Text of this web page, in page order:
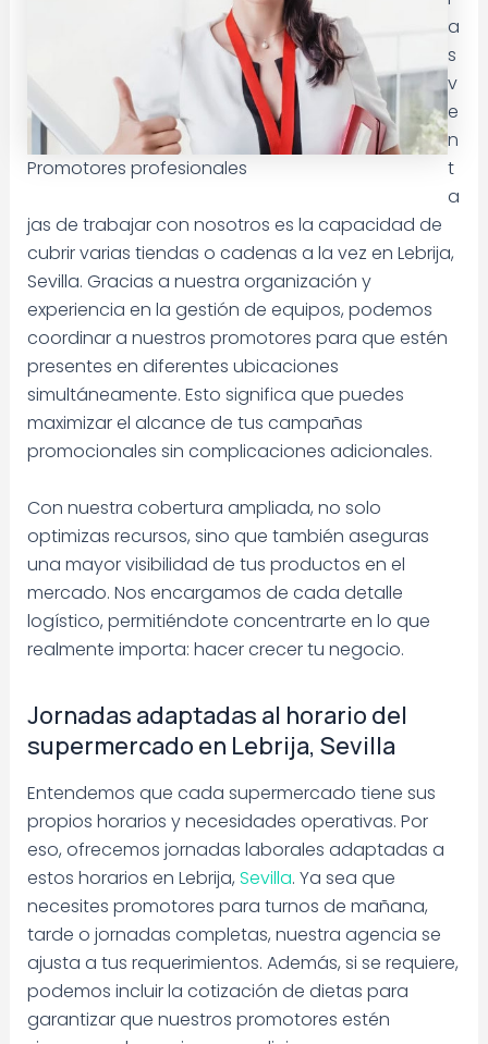
Promotores profesionales
a
s
v
e
n
t
a
jas de trabajar con nosotros es la capacidad de
cubrir varias tiendas o cadenas a la vez en Lebrija,
Sevilla. Gracias a nuestra organización y
experiencia en la gestión de equipos, podemos
coordinar a nuestros promotores para que estén
presentes en diferentes ubicaciones
simultáneamente. Esto significa que puedes
maximizar el alcance de tus campañas
promocionales sin complicaciones adicionales.
Con nuestra cobertura ampliada, no solo
optimizas recursos, sino que también aseguras
una mayor visibilidad de tus productos en el
mercado. Nos encargamos de cada detalle
logístico, permitiéndote concentrarte en lo que
realmente importa: hacer crecer tu negocio.
Jornadas adaptadas al horario del
supermercado en Lebrija, Sevilla
Entendemos que cada supermercado tiene sus
propios horarios y necesidades operativas. Por
eso, ofrecemos jornadas laborales adaptadas a
estos horarios en Lebrija, Sevilla. Ya sea que
necesites promotores para turnos de mañana,
tarde o jornadas completas, nuestra agencia se
ajusta a tus requerimientos. Además, si se requiere,
podemos incluir la cotización de dietas para
garantizar que nuestros promotores estén